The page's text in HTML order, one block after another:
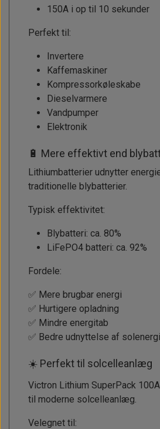
150A i op til 10 sekunder
Perfekt til:
Invertere
Kaffemaskiner
Kompressorkøleskabe
Dieselvarmere
Vandpumper
Elektronik
🔋 Mere effektivt end
Lithiumbatterier udnytter
traditionelle blybatterier.
Typisk effektivitet:
Blybatteri: ca. 80%
LiFePO4 batteri: ca. 92%
Fordele:
✅ Mere brugbar energi
✅ Hurtigere opladning
✅ Mindre energitab
✅ Bedre udnyttelse af solenergi
☀️ Perfekt til solcelleanlæg
Victron Lithium SuperPack
til moderne solcelleanlæg.
Velegnet til: